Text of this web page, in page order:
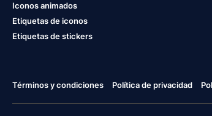
Iconos animados
Etiquetas de iconos
Etiquetas de stickers
Términos y condiciones Política de privacidad